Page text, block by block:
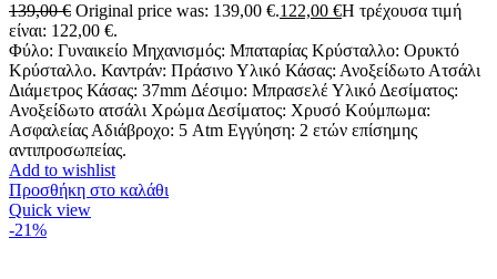
139,00€ Original price was: 139,00 €.122,00 €Η τρέχουσα τιμή
είναι: 122,00 €.
Φύλο: Γυναικείο Μηχανισμός: Μπαταρίας Κρύσταλλο: Ορυκτό
Κρύσταλλο. Καντράν: Πράσινο Υλικό Κάσας: Ανοξείδωτο Ατσάλι
Διάμετρος Κάσας: 37mm Δέσιμο: Μπρασελέ Υλικό Δεσίματος:
Ανοξείδωτο ατσάλι Χρώμα Δεσίματος: Χρυσό Κούμπωμα:
Ασφαλείας Αδιάβροχο: 5 Atm Εγγύηση: 2 ετών επίσημης
αντιπροσωπείας.
Add to wishlist
Προσθήκη στο καλάθι
Quick view
-21%